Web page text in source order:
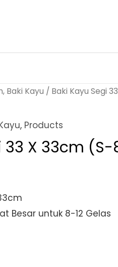
Baki Kayu / Baki Kayu Segi
, Products
33 X 33cm (S-
Besar untuk 8-12 Gelas